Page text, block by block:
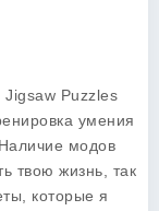
Jigsaw Puzzles
умения
модов
твою жизнь, так
которые я